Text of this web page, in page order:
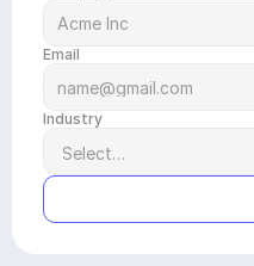
Email
Industry